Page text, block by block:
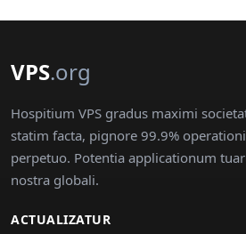
VPS.org
Hospitium VPS gradus maximi
statim facta, pignore 99.9%
perpetuo. Potentia applicationum
nostra globali.
ACTUALIZATUR